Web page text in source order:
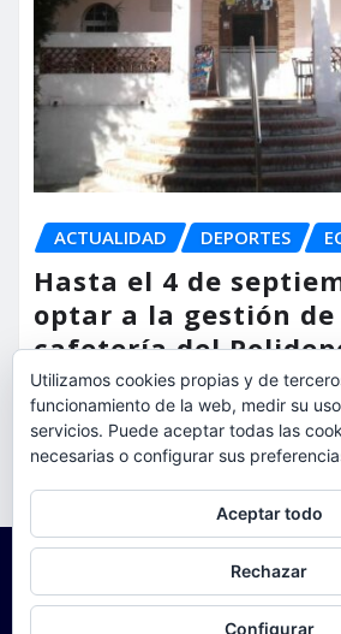
ACTUALIDAD DEPORTES
Hasta el 4 de
optar a la gestión de
cafetería del
Anabel Medina de
torrent al dia Ago 6, 2026
Utilizamos cookies propias y de
funcionamiento de la web, medir su
servicios. Puede aceptar todas las
necesarias o configurar sus
Aceptar todo
Rechazar
Configurar
Para obtener más información, incluido